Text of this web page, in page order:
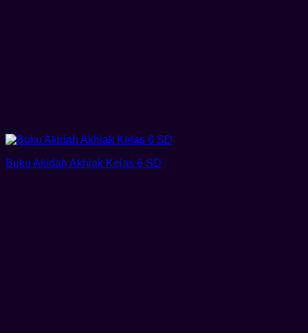
Buku Akidah Akhlak Kelas 6 SD